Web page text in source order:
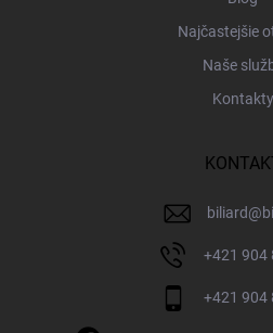
Najčastejšie
Naše
Kontakty
biliard@
+421 904
+421 904